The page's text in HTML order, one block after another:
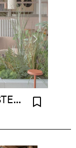
DESIGNER RIVERSIDE LISTENING BAR